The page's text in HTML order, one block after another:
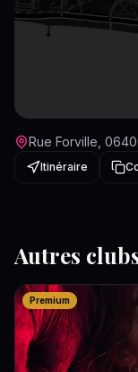
Rue Forville,
Itinéraire
Autres
Premium